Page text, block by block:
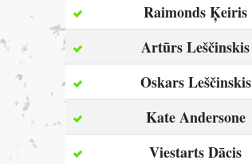
Raimonds Ķeiris
Artūrs Leščinskis
Oskars Leščinskis
Kate Andersone
Viestarts Dācis